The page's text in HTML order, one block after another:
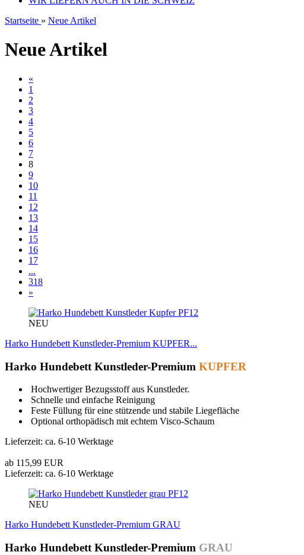
Startseite » Neue Artikel
Neue Artikel
«
1
2
3
4
5
6
7
8
9
10
11
12
13
14
15
16
17
...
318
»
PF12
NEU
Harko Hundebett Kunstleder-Premium KUPFER...
Harko Hundebett Kunstleder-Premium KUPFER
Hochwertiger Bezugsstoff aus Kunstleder.
Schnelle und einfache Reinigung
Feste Füllung für eine stützende und stabile Liegefläche
Optional orthopädisch mit echtem Visco-Schaum
Lieferzeit: ca. 6-10 Werktage
ab 115,99 EUR
Lieferzeit: ca. 6-10 Werktage
PF12
NEU
Harko Hundebett Kunstleder-Premium GRAU
Harko Hundebett Kunstleder-Premium GRAU